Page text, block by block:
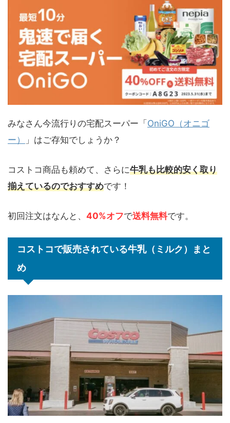
みなさん今流行りの宅配スーパー「OniGO（オニゴ
ー）
」はご存知でしょうか？
コストコ商品も頼めて、さらに牛乳も比較的安く取り
揃えているのでおすすめです！
初回注文はなんと、 40%オフで送料無料です。
コストコで販売されている牛乳（ミルク）まと
め